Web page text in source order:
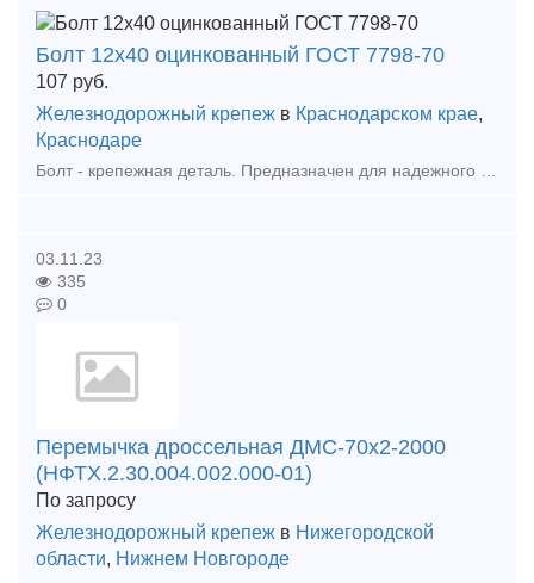
Болт 12х40 оцинкованный ГОСТ 7798-70
107 руб.
Железнодорожный крепеж в Краснодарском крае,
Краснодаре
03.11.23
335
0
Перемычка дроссельная ДМС-70х2-2000
(НФТХ.2.30.004.002.000-01)
По запросу
Железнодорожный крепеж в Нижегородской
области, Нижнем Новгороде